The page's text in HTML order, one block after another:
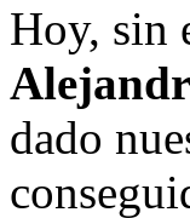
Hoy, sin
dado